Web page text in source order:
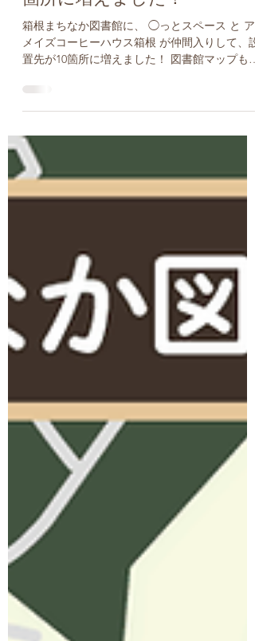
「箱根まちなか図書館」が10
箇所に増えました！
箱根まちなか図書館に、 ◯っとスペース と ア
置先が10箇所に増えました！ 図書館マップもリ
ニューアルしましたので、ぜひぜひご覧いただ